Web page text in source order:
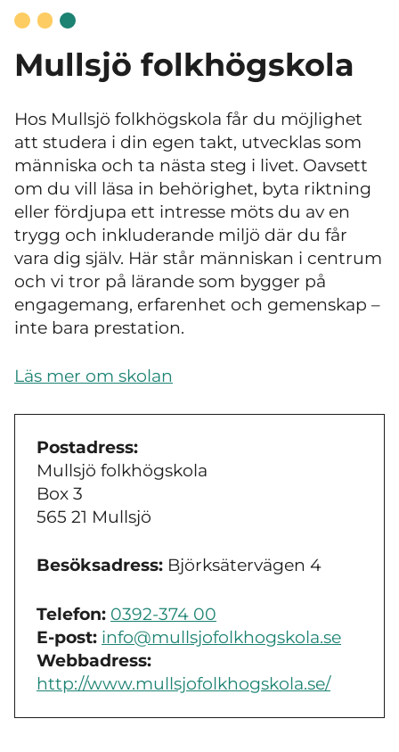
Mullsjö folkhögskola
Hos Mullsjö folkhögskola får du möjlighet
att studera i din egen takt, utvecklas som
människa och ta nästa steg i livet. Oavsett
om du vill läsa in behörighet, byta riktning
eller fördjupa ett intresse möts du av en
trygg och inkluderande miljö där du får
vara dig själv. Här står människan i centrum
och vi tror på lärande som bygger på
engagemang, erfarenhet och gemenskap –
inte bara prestation.
Läs mer om skolan
Postadress:
Mullsjö folkhögskola
Box 3
565 21 Mullsjö
Besöksadress: Björksätervägen 4
Telefon: 0392-374 00
E-post: info@mullsjofolkhogskola.se
Webbadress:
http://www.mullsjofolkhogskola.se/